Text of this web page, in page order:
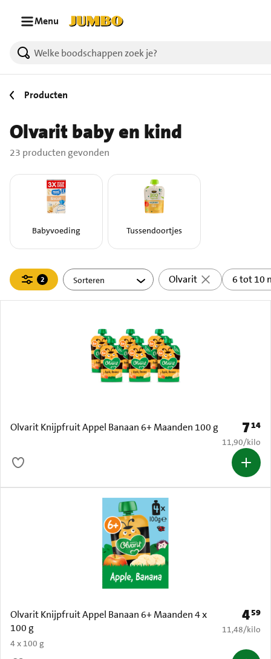
Menu
23 producten gevonden.
Producten
Olvarit baby en kind
23 producten gevonden
Babyvoeding Tussendoortjes
Filteren
2
actief
Olvarit 6 tot 10
Olvarit Knijpfruit Appel Banaan 6+ Maanden 100 g Prijs:
714
€ 11,90 per
11,90/kilo
Olvarit Knijpfruit Appel Banaan 6+ Maanden 4 x
100 g
4 x 100 g
Prijs:
459
€ 11,48 per
11,48/kilo